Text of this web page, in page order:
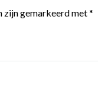
zijn gemarkeerd met*